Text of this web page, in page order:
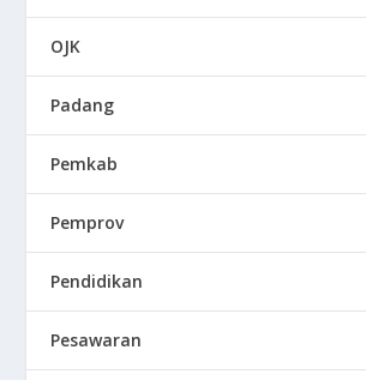
OJK
Padang
Pemkab
Pemprov
Pendidikan
Pesawaran